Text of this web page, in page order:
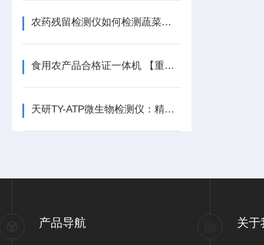
农药残留检测仪如何检测蔬菜农药残留【重磅推荐】农药残留检测仪
食用农产品合格证一体机 【重磅推荐】食用农产品合格证一体机
天研TY-ATP微生物检测仪：精准溯源食品微生物风险
产品导航 关于